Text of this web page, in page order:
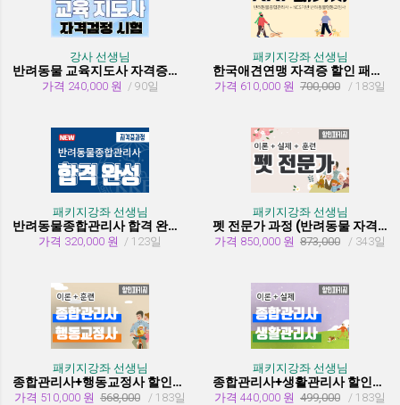
강사 선생님
반려동물 교육지도사 자격증과정
가격 240,000 원 / 90일
패키지강좌 선생님
한국애견연맹 자격증 할인 패키지 과정 (종합관리사 + 행동교정사)
가격 610,000 원 700,000 / 183일
패키지강좌 선생님
반려동물종합관리사 합격 완성 패키지
가격 320,000 원 / 123일
패키지강좌 선생님
펫 전문가 과정 (반려동물 자격증 취득과정)
가격 850,000 원 873,000 / 343일
패키지강좌 선생님
종합관리사+행동교정사 할인패키지과정
가격 510,000 원 568,000 / 183일
패키지강좌 선생님
종합관리사+생활관리사 할인패키지과정
가격 440,000 원 499,000 / 183일